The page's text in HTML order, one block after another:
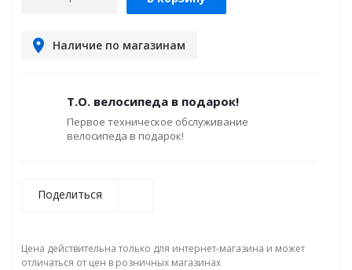
Наличие по магазинам
Т.О. велосипеда в подарок!
Первое техническое обслуживание
велосипеда в подарок!
Поделиться
Цена действительна только для интернет-магазина и может
отличаться от цен в розничных магазинах